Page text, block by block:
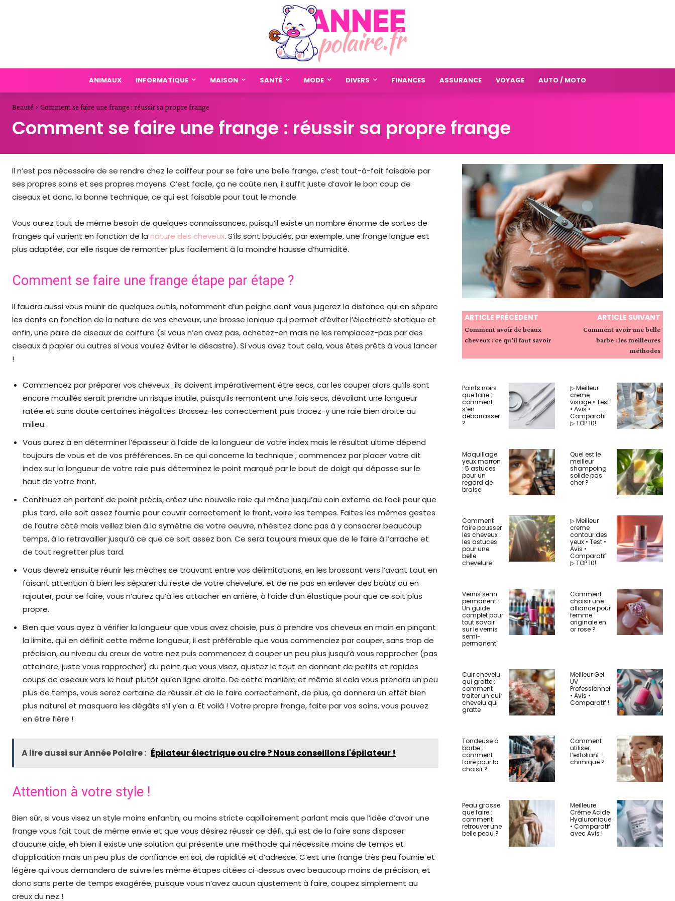
ANIMAUX INFORMATIQUE MAISON SANTÉ MODE DIVERS FINANCES ASSURANCE VOYAGE AUTO / MOTO
Beauté Comment se faire une frange : réussir sa propre frange
Comment se faire une frange : réussir sa propre frange
Il n’est pas nécessaire de se rendre chez le coiffeur pour se faire une belle frange, c’est tout-à-fait faisable par
ses propres soins et ses propres moyens. C’est facile, ça ne coûte rien, il suffit juste d’avoir le bon coup de
ciseaux et donc, la bonne technique, ce qui est faisable pour tout le monde.
Vous aurez tout de même besoin de quelques connaissances, puisqu’il existe un nombre énorme de sortes de
franges qui varient en fonction de la nature des cheveux. S’ils sont bouclés, par exemple, une frange longue est
plus adaptée, car elle risque de remonter plus facilement à la moindre hausse d’humidité.
Comment se faire une frange étape par étape ?
Il faudra aussi vous munir de quelques outils, notamment d’un peigne dont vous jugerez la distance qui en sépare
les dents en fonction de la nature de vos cheveux, une brosse ionique qui permet d’éviter l’électricité statique et
enfin, une paire de ciseaux de coiffure (si vous n’en avez pas, achetez-en mais ne les remplacez-pas par des
ciseaux à papier ou autres si vous voulez éviter le désastre). Si vous avez tout cela, vous êtes prêts à vous lancer
!
Commencez par préparer vos cheveux : ils doivent impérativement être secs, car les couper alors qu’ils sont
encore mouillés serait prendre un risque inutile, puisqu’ils remontent une fois secs, dévoilant une longueur
ratée et sans doute certaines inégalités. Brossez-les correctement puis tracez-y une raie bien droite au
milieu.
Vous aurez à en déterminer l’épaisseur à l’aide de la longueur de votre index mais le résultat ultime dépend
toujours de vous et de vos préférences. En ce qui concerne la technique ; commencez par placer votre dit
index sur la longueur de votre raie puis déterminez le point marqué par le bout de doigt qui dépasse sur le
haut de votre front.
Continuez en partant de point précis, créez une nouvelle raie qui mène jusqu’au coin externe de l’oeil pour que
plus tard, elle soit assez fournie pour couvrir correctement le front, voire les tempes. Faites les mêmes gestes
de l’autre côté mais veillez bien à la symétrie de votre oeuvre, n’hésitez donc pas à y consacrer beaucoup
temps, à la retravailler jusqu’à ce que ce soit assez bon. Ce sera toujours mieux que de le faire à l’arrache et
de tout regretter plus tard.
Vous devrez ensuite réunir les mèches se trouvant entre vos délimitations, en les brossant vers l’avant tout en
faisant attention à bien les séparer du reste de votre chevelure, et de ne pas en enlever des bouts ou en
rajouter, pour se faire, vous n’aurez qu’à les attacher en arrière, à l’aide d’un élastique pour que ce soit plus
propre.
Bien que vous ayez à vérifier la longueur que vous avez choisie, puis à prendre vos cheveux en main en pinçant
la limite, qui en définit cette même longueur, il est préférable que vous commenciez par couper, sans trop de
précision, au niveau du creux de votre nez puis commencez à couper un peu plus jusqu’à vous rapprocher (pas
atteindre, juste vous rapprocher) du point que vous visez, ajustez le tout en donnant de petits et rapides
coups de ciseaux vers le haut plutôt qu’en ligne droite. De cette manière et même si cela vous prendra un peu
plus de temps, vous serez certaine de réussir et de le faire correctement, de plus, ça donnera un effet bien
plus naturel et masquera les dégâts s’il y’en a. Et voilà ! Votre propre frange, faite par vos soins, vous pouvez
en être fière !
A lire aussi sur Année Polaire : Épilateur électrique ou cire ? Nous conseillons l'épilateur !
Attention à votre style !
Bien sûr, si vous visez un style moins enfantin, ou moins stricte capillairement parlant mais que l’idée d’avoir une
frange vous fait tout de même envie et que vous désirez réussir ce défi, qui est de la faire sans disposer
d’aucune aide, eh bien il existe une solution qui présente une méthode qui nécessite moins de temps et
d’application mais un peu plus de confiance en soi, de rapidité et d’adresse. C’est une frange très peu fournie et
légère qui vous demandera de suivre les même étapes citées ci-dessus avec beaucoup moins de précision, et
donc sans perte de temps exagérée, puisque vous n’avez aucun ajustement à faire, coupez simplement au
creux du nez !
ARTICLE PRÉCÉDENT
Comment avoir de beaux
cheveux : ce qu’il faut savoir
ARTICLE SUIVANT
Comment avoir une belle
barbe : les meilleures
méthodes
Points noirs
que faire :
comment
s’en
débarrasser
?
▷ Meilleur
creme
visage • Test
• Avis •
Comparatif
▷ TOP 10!
Maquillage
yeux marron
: 5 astuces
pour un
regard de
braise
Quel est le
meilleur
shampoing
solide pas
cher ?
Comment
faire pousser
les cheveux :
les astuces
pour une
belle
chevelure
▷ Meilleur
creme
contour des
yeux • Test •
Avis •
Comparatif
▷ TOP 10!
Vernis semi
permanent :
Un guide
complet pour
tout savoir
sur le vernis
semi-
permanent
Comment
choisir une
alliance pour
femme
originale en
or rose ?
Cuir chevelu
qui gratte :
comment
traiter un cuir
chevelu qui
gratte
Meilleur Gel
UV
Professionnel
• Avis •
Comparatif !
Tondeuse à
barbe :
comment
faire pour la
choisir ?
Comment
utiliser
l’exfoliant
chimique ?
Peau grasse
que faire :
comment
retrouver une
belle peau ?
Meilleure
Crème Acide
Hyaluronique
• Comparatif
avec Avis !